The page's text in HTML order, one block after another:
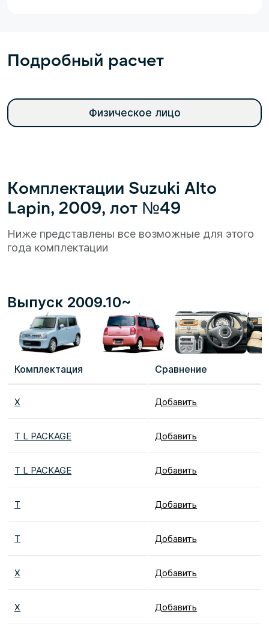
Подробный расчет
Физическое лицо
Комплектации Suzuki Alto
Lapin, 2009, лот №49
Ниже представлены все возможные для этого
года комплектации
Выпуск 2009.10~
Комплектация Сравнение
X Добавить
T L PACKAGE Добавить
T L PACKAGE Добавить
T Добавить
T Добавить
X Добавить
X Добавить